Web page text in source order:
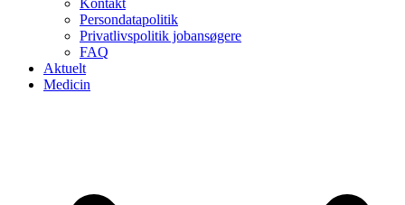
Persondatapolitik
Privatlivspolitik jobansøgere
FAQ
Aktuelt
Medicin